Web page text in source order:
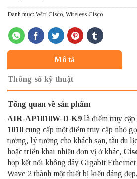
Danh mục: Wifi Cisco Wireless Cisco
Mô tả
Thông số kỹ thuật
Tổng quan về sản phẩm
AIR-AP1810W-D-K9 là điểm truy cập
1810 cung cấp một điểm truy cập nhỏ
tường, lý tưởng cho khách sạn, tàu du
hoặc triển khai nhiều đơn vị ở khác,
hợp kết nối không dây Gigabit Ethernet
Wave 2 thành một thiết bị kiểu dáng